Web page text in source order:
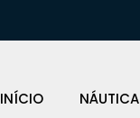
INÍCIO NÁUTICA